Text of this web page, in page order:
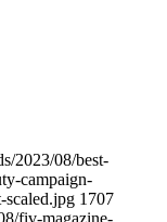
2023/08/best-
campaign-
scaled.jpg 1707